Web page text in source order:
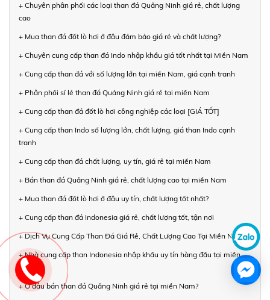
+ Chuyên phân phối các loại than đá Quảng Ninh giá rẻ, chất lượng
cao
+ Mua than đá đốt lò hơi ở đâu đảm bảo giá rẻ và chất lượng?
+ Chuyên cung cấp than đá Indo nhập khẩu giá tốt nhất tại Miền Nam
+ Cung cấp than đá với số lượng lớn tại miền Nam, giá cạnh tranh
+ Phân phối sỉ lẻ than đá Quảng Ninh giá rẻ tại miền Nam
+ Cung cấp than đá đốt lò hơi công nghiệp các loại [GIÁ TỐT]
+ Cung cấp than Indo số lượng lớn, chất lượng, giá than Indo cạnh
tranh
+ Cung cấp than đá chất lượng, uy tín, giá rẻ tại miền Nam
+ Bán than đá Quảng Ninh giá rẻ, chất lượng cao tại miền Nam
+ Mua than đá đốt lò hơi ở đâu uy tín, chất lượng tốt nhất?
+ Cung cấp than đá Indonesia giá rẻ, chất lượng tốt, tận nơi
+ Dịch Vụ Cung Cấp Than Đá Giá Rẻ, Chất Lượng Cao Tại Miền Nam
+ Nhà cung cấp than Indonesia nhập khẩu uy tín hàng đầu tại miền
Nam
+ Ở đâu bán than đá Quảng Ninh giá rẻ tại miền Nam?